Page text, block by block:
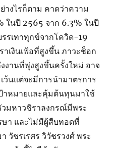
างไรก็ตาม คาดว่าความ
ในปี 2565 จาก 6.3% ในปี
รเทาทุกข์จากโควิด-19
าเงินเฟ้อที่สูงขึ้น ภาวะช็อก
งานที่พุ่งสูงขึ้นครั้งใหม่ อาจ
ว้นแต่จะมีการนำมาตรการ
าหมายและคุ้มต้นทุนมาใช้
วมหาวชิราลงกรณ์มีพระ
า และไม่มีผู้สืบทอดที่
วัชรเรศร วิวัชรวงศ์ พระ